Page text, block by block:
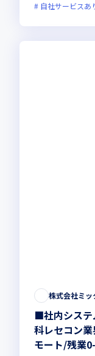
自社サービスあ
株式会社ミッ
■社内シス
科レセコン
モート/残業